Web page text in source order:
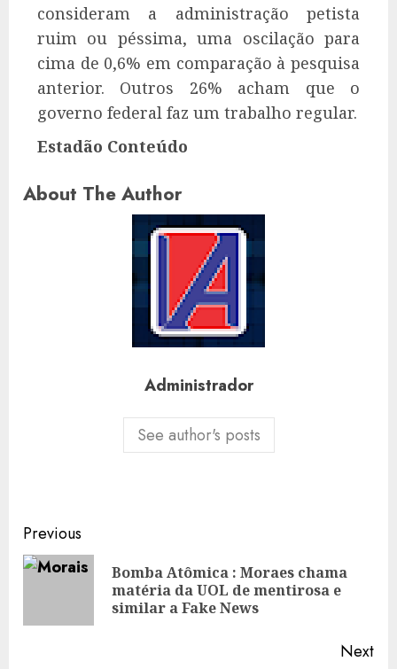
consideram a administração petista
ruim ou péssima, uma oscilação para
cima de 0,6% em comparação à pesquisa
anterior. Outros 26% acham que o
governo federal faz um trabalho regular.
Estadão Conteúdo
About The Author
Administrador
See author's posts
Post
navigation
Previous
Bomba Atômica : Moraes chama
matéria da UOL de mentirosa e
similar a Fake News
Next